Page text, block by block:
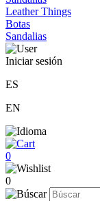
Leather Things
Botas
Sandalias
Iniciar sesión
ES
EN
0
0